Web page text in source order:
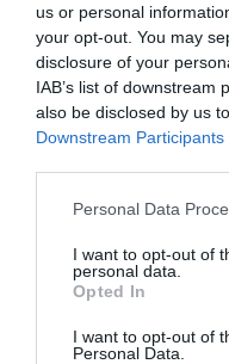
us or personal
your opt-out. You may
disclosure of your
IAB’s list of downstream
also be disclosed by us
Downstream Participants
Please note that this
not limited to your visit
grant or deny consent to
use your data for below
consent section.
Personal Data
I want to opt-out of
personal data.
Opted In
I want to opt-out of
Personal Data.
16:21 Megérkezett az
14:26
Újabb két
ingatlanmaffia
12:56
Vizes Eb - Megvan
Betlehem Dávid
Tanár Úr gyere, mindjárt